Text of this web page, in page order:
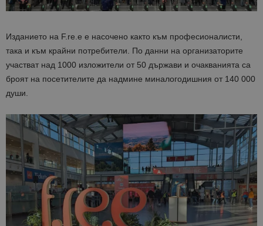
Изданието на F.re.e е насочено както към професионалисти,
така и към крайни потребители. По данни на организаторите
участват над 1000 изложители от 50 държави и очакванията са
броят на посетителите да надмине миналогодишния от 140 000
души.